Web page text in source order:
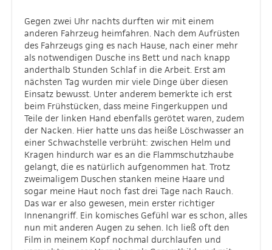
Gegen zwei Uhr nachts durften wir mit einem
anderen Fahrzeug heimfahren. Nach dem Aufrüsten
des Fahrzeugs ging es nach Hause, nach einer mehr
als notwendigen Dusche ins Bett und nach knapp
anderthalb Stunden Schlaf in die Arbeit. Erst am
nächsten Tag wurden mir viele Dinge über diesen
Einsatz bewusst. Unter anderem bemerkte ich erst
beim Frühstücken, dass meine Fingerkuppen und
Teile der linken Hand ebenfalls gerötet waren, zudem
der Nacken. Hier hatte uns das heiße Löschwasser an
einer Schwachstelle verbrüht: zwischen Helm und
Kragen hindurch war es an die Flammschutzhaube
gelangt, die es natürlich aufgenommen hat. Trotz
zweimaligem Duschen stanken meine Haare und
sogar meine Haut noch fast drei Tage nach Rauch.
Das war er also gewesen, mein erster richtiger
Innenangriff. Ein komisches Gefühl war es schon, alles
nun mit anderen Augen zu sehen. Ich ließ oft den
Film in meinem Kopf nochmal durchlaufen und